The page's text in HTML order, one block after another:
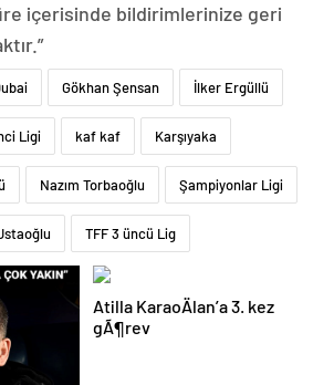
içerisinde bildirimlerinize geri
Gökhan Şensan İlker Ergüllü
Ligi kaf kaf Karşıyaka
Nazım Torbaoğlu Şampiyonlar Ligi
TFF 3 üncü Lig
Atilla KaraoÄlan’a 3. kez
gÃ¶rev